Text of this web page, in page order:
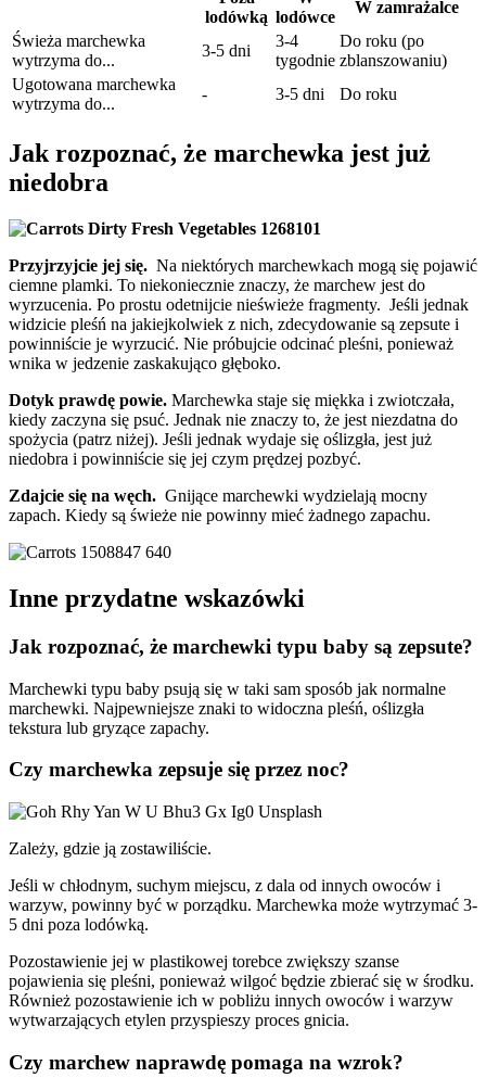
lodówką lodówce
W zamrażalce
Świeża marchewka
wytrzyma do...
3-5 dni
3-4
tygodnie
Do roku (po
zblanszowaniu)
Ugotowana marchewka
wytrzyma do...
- 3-5 dni Do roku
Jak rozpoznać, że marchewka jest już
niedobra
Przyjrzyjcie jej się. Na niektórych marchewkach mogą się pojawić
ciemne plamki. To niekoniecznie znaczy, że marchew jest do
wyrzucenia. Po prostu odetnijcie nieświeże fragmenty. Jeśli jednak
widzicie pleśń na jakiejkolwiek z nich, zdecydowanie są zepsute i
powinniście je wyrzucić. Nie próbujcie odcinać pleśni, ponieważ
wnika w jedzenie zaskakująco głęboko.
Dotyk prawdę powie. Marchewka staje się miękka i zwiotczała,
kiedy zaczyna się psuć. Jednak nie znaczy to, że jest niezdatna do
spożycia (patrz niżej). Jeśli jednak wydaje się oślizgła, jest już
niedobra i powinniście się jej czym prędzej pozbyć.
Zdajcie się na węch. Gnijące marchewki wydzielają mocny
zapach. Kiedy są świeże nie powinny mieć żadnego zapachu.
Inne przydatne wskazówki
Jak rozpoznać, że marchewki typu baby są zepsute?
Marchewki typu baby psują się w taki sam sposób jak normalne
marchewki. Najpewniejsze znaki to widoczna pleśń, oślizgła
tekstura lub gryzące zapachy.
Czy marchewka zepsuje się przez noc?
Zależy, gdzie ją zostawiliście.
Jeśli w chłodnym, suchym miejscu, z dala od innych owoców i
warzyw, powinny być w porządku. Marchewka może wytrzymać 3-
5 dni poza lodówką.
Pozostawienie jej w plastikowej torebce zwiększy szanse
pojawienia się pleśni, ponieważ wilgoć będzie zbierać się w środku.
Również pozostawienie ich w pobliżu innych owoców i warzyw
wytwarzających etylen przyspieszy proces gnicia.
Czy marchew naprawdę pomaga na wzrok?